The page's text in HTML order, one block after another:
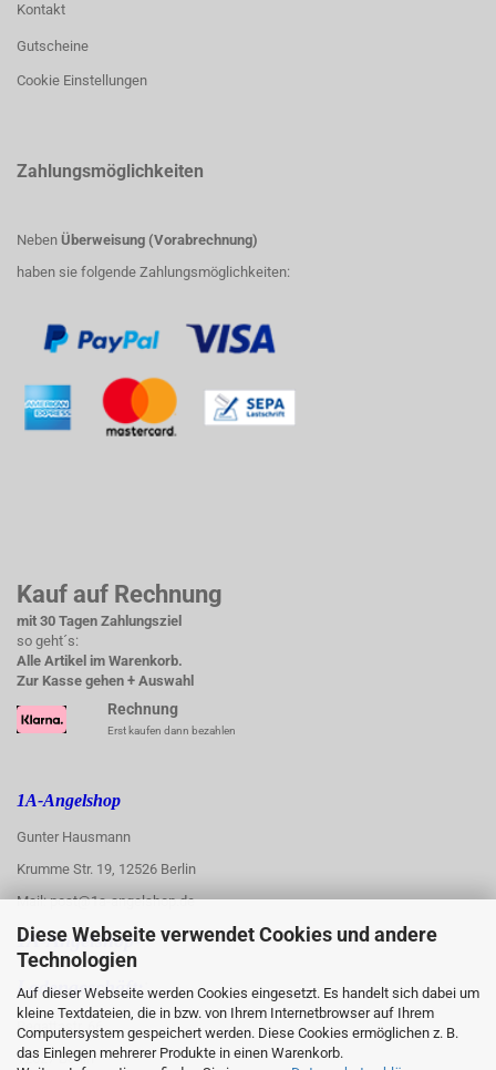
Diese Webseite verwendet Cookies und andere
Technologien
Auf dieser Webseite werden Cookies eingesetzt. Es handelt sich dabei um
kleine Textdateien, die in bzw. von Ihrem Internetbrowser auf Ihrem
Computersystem gespeichert werden. Diese Cookies ermöglichen z. B.
das Einlegen mehrerer Produkte in einen Warenkorb.
Kontakt
Gutscheine
Cookie Einstellungen
Zahlungsmöglichkeiten
Neben Überweisung (Vorabrechnung)
haben sie folgende Zahlungsmöglichkeiten:
Kauf auf Rechnung
mit 30 Tagen Zahlungsziel
so geht´s:
Alle Artikel im Warenkorb.
Zur Kasse gehen + Auswahl
Rechnung
Erst kaufen dann bezahlen
1A-Angelshop
Gunter Hausmann
Krumme Str. 19, 12526 Berlin
Mail: post@1a-angelshop.de
1A-Angelshop-
Ladengeschäft::
Regattastr. 66
12527 Berlin